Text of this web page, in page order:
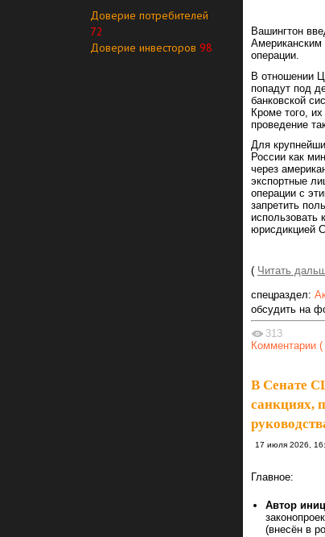
Доверие потребителей
72
Доверие инвесторов 98
Вашингтон
Американским
операции.
В отношении
попадут под
банковской
Кроме того,
проведение
Для
России как
через
экспортные
операции с
запретить
использовать
юрисдикцией
( Читать
спецраздел:
обсудить на
313
Комментарии (
В Сенате
санкциях,
17 июля 2026,
Главное:
Автор
(внесён в